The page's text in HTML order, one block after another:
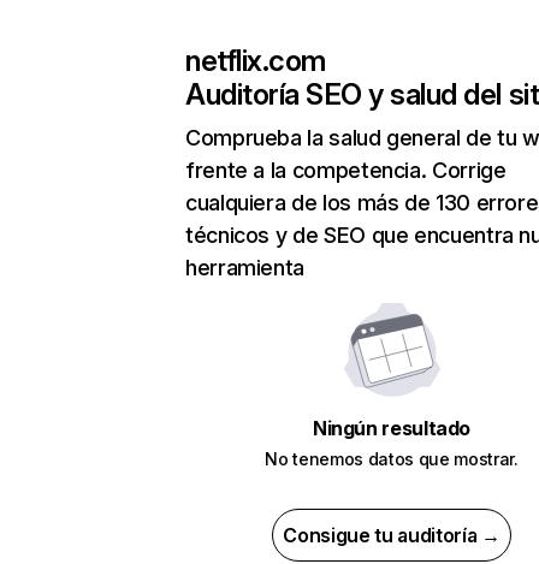
netflix.com
Auditoría SEO y salud del
Comprueba la salud general de tu
frente a la competencia. Corrige
cualquiera de los más de 130
técnicos y de SEO que encuentra
herramienta
Ningún resultado
No tenemos datos que mostrar.
Consigue tu auditoría →